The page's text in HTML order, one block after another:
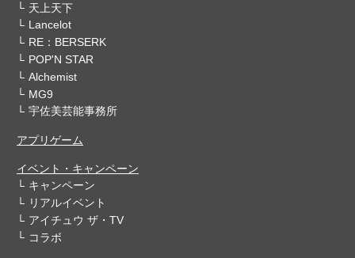
天上天下
Lancelot
RE：BERSERK
POP'N STAR
Alchemist
MG9
宇佐美芸能事務所
アプリゲーム
イベント・キャンペーン
キャンペーン
リアルイベント
アイチュウ ザ・TV
コラボ